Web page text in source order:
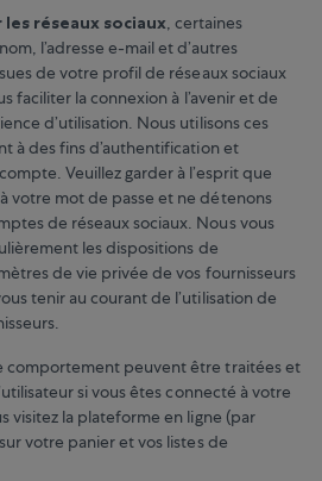
réseaux sociaux, certaines
l’adresse e-mail et d’autres
de votre profil de réseaux sociaux
faciliter la connexion à l’avenir et de
d’utilisation. Nous utilisons ces
à des fins d’authentification et
Veuillez garder à l’esprit que
à votre mot de passe et ne détenons
de réseaux sociaux. Nous vous
les dispositions de
de vie privée de vos fournisseurs
tenir au courant de l’utilisation de
comportement peuvent être traitées et
si vous êtes connecté à votre
visitez la plateforme en ligne (par
votre panier et vos listes de